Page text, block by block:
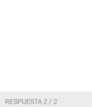
RESPUESTA 2 / 2